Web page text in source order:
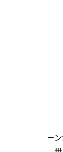
日本はクリー